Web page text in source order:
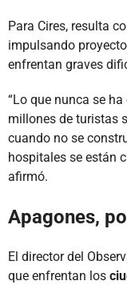
Para Cires, resulta
impulsando
enfrentan graves
“Lo que nunca se
millones de turistas
cuando no se
hospitales se están
afirmó.
Apagones,
El director del
que enfrentan los